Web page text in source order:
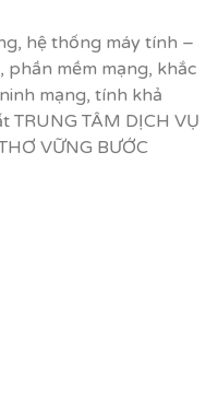
hệ thống máy tính –
phần mềm mạng, khắc
mạng, tính khả
TRUNG TÂM DỊCH VỤ
VỮNG BƯỚC